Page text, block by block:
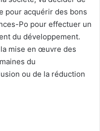
pour acquérir des bons
Po pour effectuer un
du développement.
la mise en œuvre des
du
ou de la réduction